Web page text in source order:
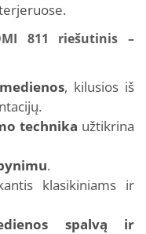
811 riešutinis –
, kilusios iš
technika užtikrina
.
klasikiniams ir
spalvą ir